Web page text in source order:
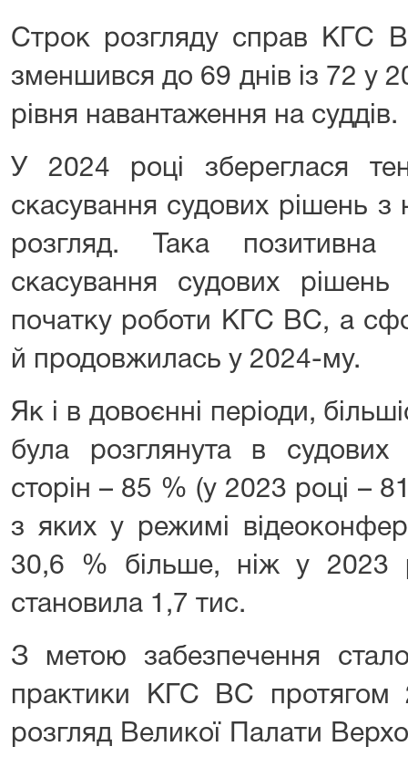
Строк розгляду справ КГС
зменшився до 69 днів із 72 у
рівня навантаження на суддів.
У 2024 році збереглася
скасування судових рішень
розгляд. Така позитивна
скасування судових рішень
початку роботи КГС ВС, а
й продовжилась у 2024-му.
Як і в довоєнні періоди,
була розглянута в судових
сторін – 85 % (у 2023 році –
з яких у режимі
30,6 % більше, ніж у 2023
становила 1,7 тис.
З метою забезпечення
практики КГС ВС протягом
розгляд Великої Палати